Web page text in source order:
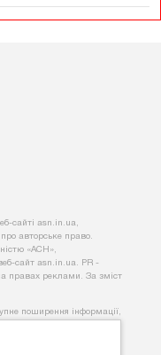
сайті asn.in.ua,
авторське право.
«АСН»,
сайт asn.іn.ua. PR -
правах реклами. За зміст
поширення iнформацiї,